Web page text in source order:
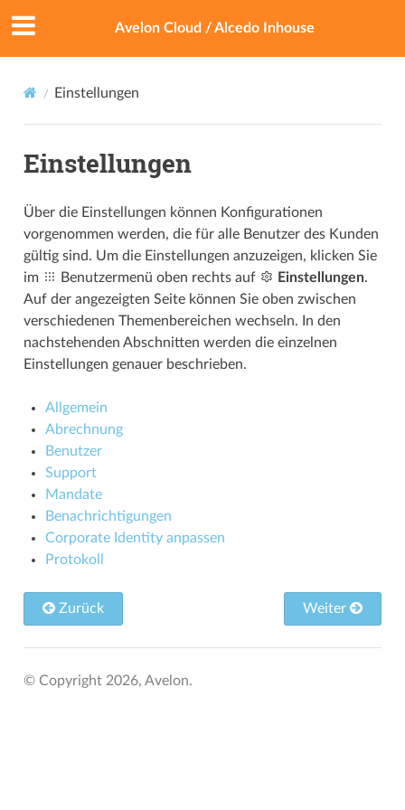
Avelon Cloud / Alcedo Inhouse
Einstellungen
Einstellungen
Über die Einstellungen können Konfigurationen
vorgenommen werden, die für alle Benutzer des Kunden
gültig sind. Um die Einstellungen anzuzeigen, klicken Sie
im
Benutzermenü oben rechts auf Einstellungen.
Auf der angezeigten Seite können Sie oben zwischen
verschiedenen Themenbereichen wechseln. In den
nachstehenden Abschnitten werden die einzelnen
Einstellungen genauer beschrieben.
Allgemein
Abrechnung
Benutzer
Support
Mandate
Benachrichtigungen
Corporate Identity anpassen
Protokoll
Zurück Weiter
© Copyright 2026, Avelon.